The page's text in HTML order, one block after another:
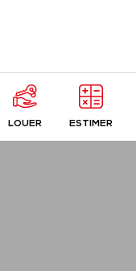
LOUER ESTIMER